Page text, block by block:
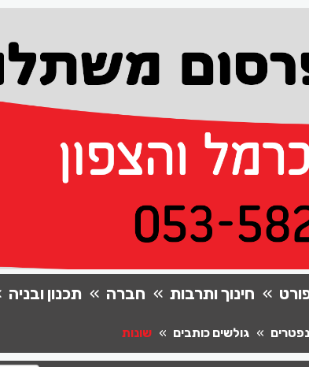
חינוך ותרבות חברה תכנון ובניה
גולשים כותבים שונות